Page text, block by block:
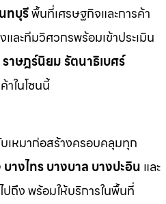
ทบุรีพื้นที่เศรษฐกิจและการค้า
และทีมวิศวกรพร้อมเข้าประเมิน
าษฎร์นิยม รัตนาธิเบศร์
าในโซนนี้
บเหมาก่อสร้างครอบคลุมทุก
างไทร บางบาล บางปะอิน และ
ปถึง พร้อมให้บริการในพื้นที่